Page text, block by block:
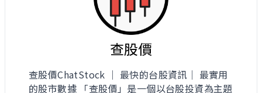
查股價
查股價ChatStock ｜ 最快的台股資訊｜ 最實用
的股市數據 「查股價」是一個以台股投資為主題